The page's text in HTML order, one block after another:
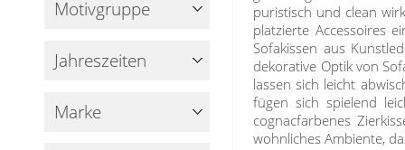
Panneaux
Motivgruppe
Jahreszeiten
Marke
puristisch und clean
platzierte Accessoires
Sofakissen aus
dekorative Optik von
lassen sich leicht
fügen sich spielend
cognacfarbenes
wohnliches Ambiente,